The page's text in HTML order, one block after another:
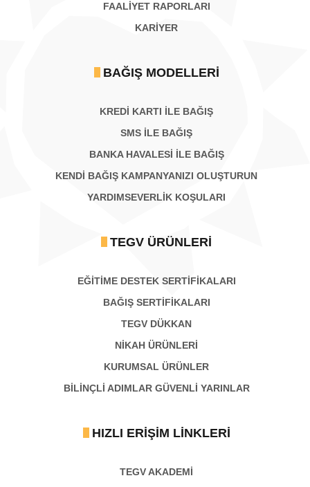
FAALİYET RAPORLARI
KARIYER
BAĞIŞ MODELLERI
KREDİ KARTI İLE BAĞIŞ
SMS İLE BAĞIŞ
BANKA HAVALESİ İLE BAĞIŞ
KENDİ BAĞIŞ KAMPANYANIZI OLUŞTURUN
YARDIMSEVERLİK KOŞULARI
TEGV ÜRÜNLERI
EĞİTİME DESTEK SERTİFİKALARI
BAĞIŞ SERTIFIKALARI
TEGV DÜKKAN
NİKAH ÜRÜNLERİ
KURUMSAL ÜRÜNLER
BILINÇLI ADIMLAR GÜVENLI YARINLAR
HIZLI ERIŞIM LINKLERI
TEGV AKADEMI